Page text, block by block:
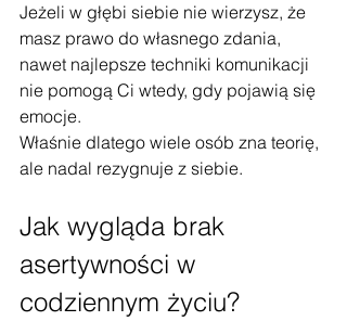
Jeżeli w głębi siebie nie wierzysz, że
masz prawo do własnego zdania,
nawet najlepsze techniki komunikacji
nie pomogą Ci wtedy, gdy pojawią się
emocje.
Właśnie dlatego wiele osób zna teorię,
ale nadal rezygnuje z siebie.
Jak wygląda brak
asertywności w
codziennym życiu?